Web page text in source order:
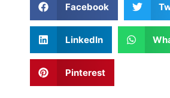
Facebook
LinkedIn
Pinterest